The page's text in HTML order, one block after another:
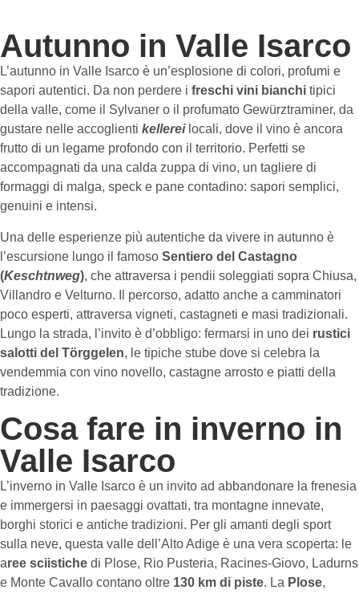
Autunno in Valle Isarco
L’autunno in Valle Isarco è un’esplosione di colori, profumi e
sapori autentici. Da non perdere i freschi vini bianchi tipici
della valle, come il Sylvaner o il profumato Gewürztraminer, da
gustare nelle accoglienti kellerei locali, dove il vino è ancora
frutto di un legame profondo con il territorio. Perfetti se
accompagnati da una calda zuppa di vino, un tagliere di
formaggi di malga, speck e pane contadino: sapori semplici,
genuini e intensi.
Una delle esperienze più autentiche da vivere in autunno è
l’escursione lungo il famoso Sentiero del Castagno
(Keschtnweg), che attraversa i pendii soleggiati sopra Chiusa,
Villandro e Velturno. Il percorso, adatto anche a camminatori
poco esperti, attraversa vigneti, castagneti e masi tradizionali.
Lungo la strada, l’invito è d’obbligo: fermarsi in uno dei rustici
salotti del Törggelen, le tipiche stube dove si celebra la
vendemmia con vino novello, castagne arrosto e piatti della
tradizione.
Cosa fare in inverno in
Valle Isarco
L’inverno in Valle Isarco è un invito ad abbandonare la frenesia
e immergersi in paesaggi ovattati, tra montagne innevate,
borghi storici e antiche tradizioni. Per gli amanti degli sport
sulla neve, questa valle dell’Alto Adige è una vera scoperta: le
aree sciistiche di Plose, Rio Pusteria, Racines-Giovo, Ladurns
e Monte Cavallo contano oltre 130 km di piste. La Plose,